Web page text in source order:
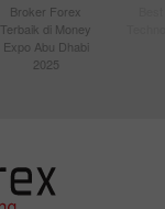
Broker Forex
Terbaik di Money
Expo Abu Dhabi
2025